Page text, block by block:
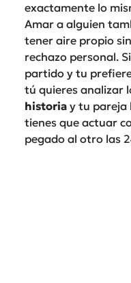
exactamente lo
Amar a alguien
tener aire propio
rechazo personal.
partido y tu
tú quieres analizar
historia y tu pareja
tienes que actuar
pegado al otro las